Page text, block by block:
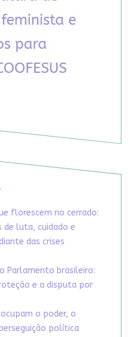
florescem no cerrado:
luta, cuidado e
das crises
Parlamento brasileiro:
e a disputa por
o poder, o
política